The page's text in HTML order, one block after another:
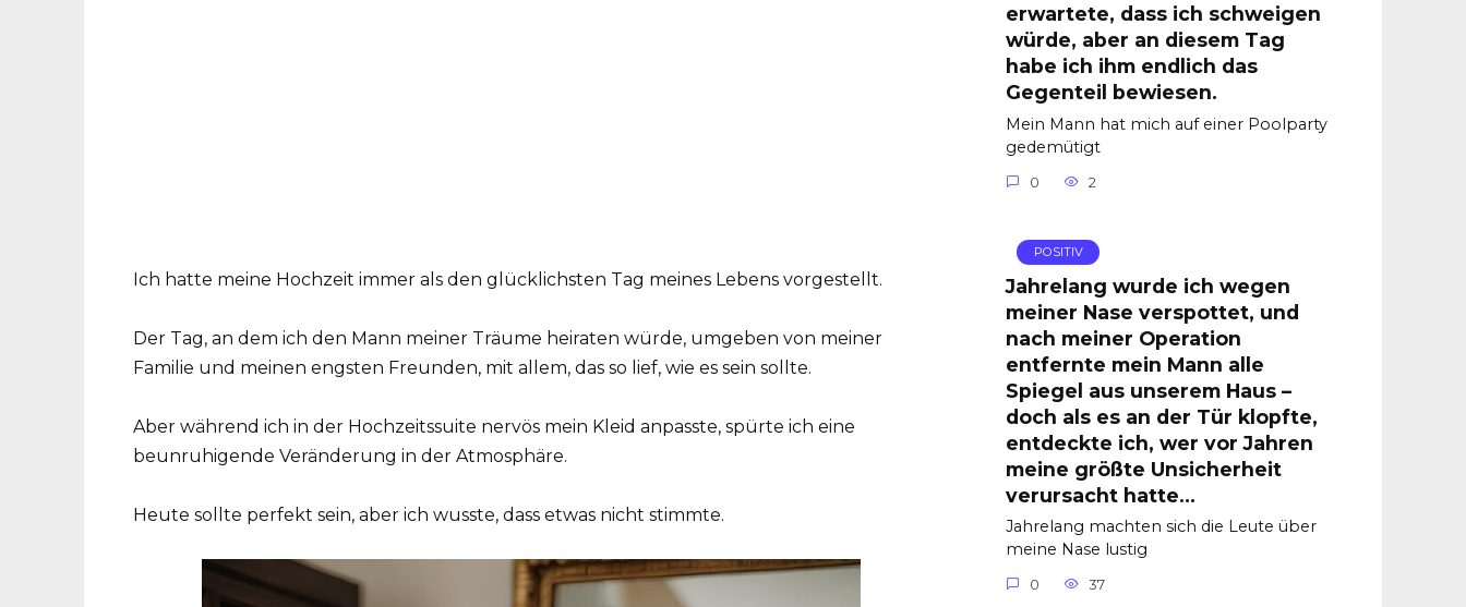
Ich hatte meine Hochzeit immer als den glücklichsten Tag meines Lebens vorgestellt.
Der Tag, an dem ich den Mann meiner Träume heiraten würde, umgeben von meiner
Familie und meinen engsten Freunden, mit allem, das so lief, wie es sein sollte.
Aber während ich in der Hochzeitssuite nervös mein Kleid anpasste, spürte ich eine
beunruhigende Veränderung in der Atmosphäre.
Heute sollte perfekt sein, aber ich wusste, dass etwas nicht stimmte.
erwartete, dass ich schweigen
würde, aber an diesem Tag
habe ich ihm endlich das
Gegenteil bewiesen.
Mein Mann hat mich auf einer Poolparty
gedemütigt
0 2
POSITIV
Jahrelang wurde ich wegen
meiner Nase verspottet, und
nach meiner Operation
entfernte mein Mann alle
Spiegel aus unserem Haus –
doch als es an der Tür klopfte,
entdeckte ich, wer vor Jahren
meine größte Unsicherheit
verursacht hatte…
Jahrelang machten sich die Leute über
meine Nase lustig
0 37